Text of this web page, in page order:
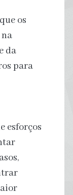
os
da
para
esforços